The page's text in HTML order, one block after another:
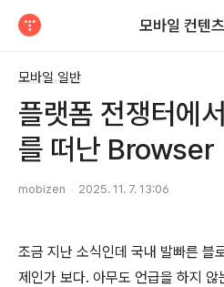
모바일 컨텐
모바일 일반
플랫폼 전쟁터에
를 떠난 Browser
mobizen 2025. 11. 7. 13:06
조금 지난 소식인데 국내 발빠른 블
제인가 보다. 아무도 언급을 하지